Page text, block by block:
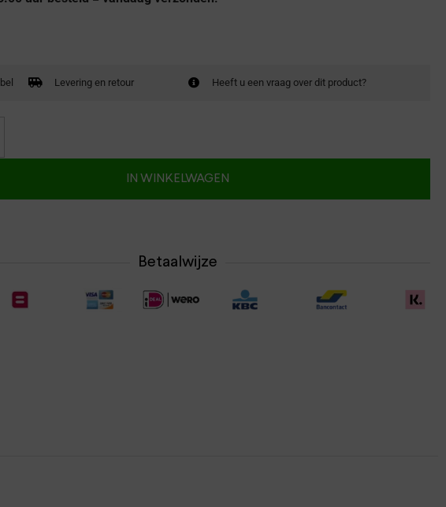
Levering en retour Heeft u een vraag over dit product?
IN WINKELWAGEN
Betaalwijze